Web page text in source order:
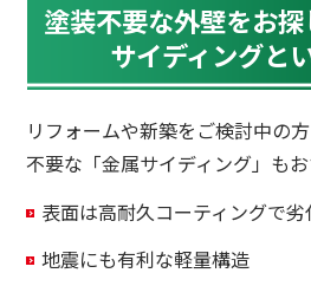
塗装不要な外壁をお
サイディングと
リフォームや新築をご検討中の
不要な「金属サイディング」もお
表面は高耐久コーティングで
地震にも有利な軽量構造